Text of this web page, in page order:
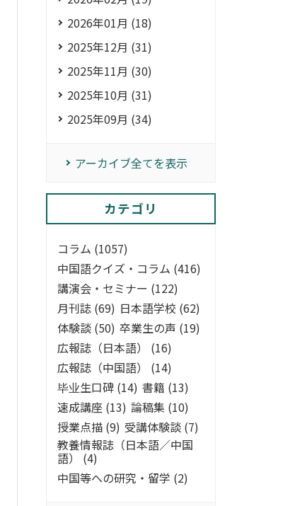
2026年01月 (18)
2025年12月 (31)
2025年11月 (30)
2025年10月 (31)
2025年09月 (34)
アーカイブ全てを表示
カテゴリ
コラム (1057)
中国語クイズ・コラム (416)
講演会・セミナー (122)
月刊誌 (69) 日本語学校 (62)
体験談 (50) 卒業生の声 (19)
広報誌（日本語） (16)
広報誌（中国語） (14)
毕业生口碑 (14) 書籍 (13)
速成講座 (13) 論稿集 (10)
授業点描 (9) 受講体験談 (7)
教養情報誌（日本語／中国
語） (4)
中国等への研究・留学 (2)